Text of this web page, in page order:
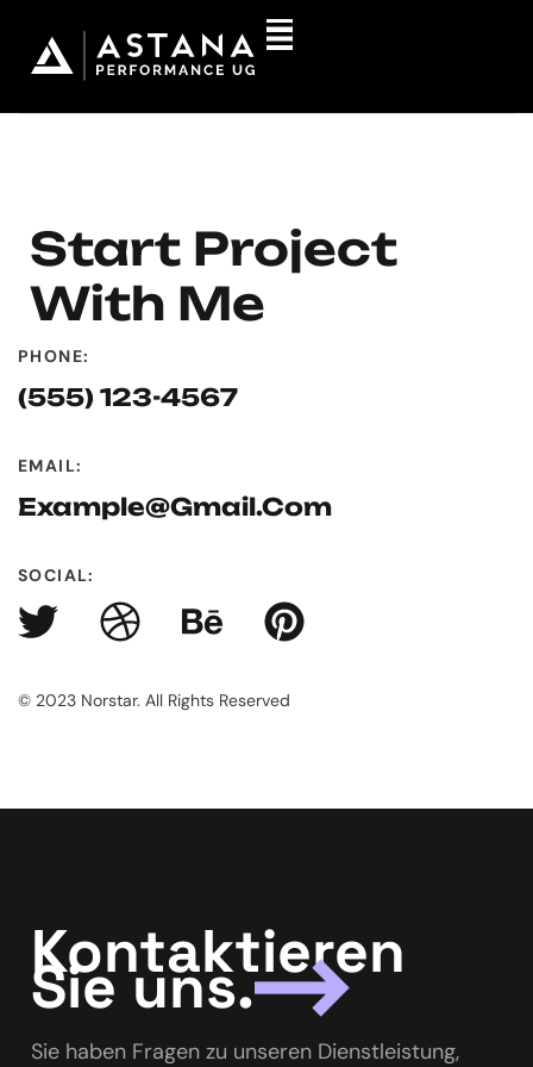
Start Project
With Me
PHONE:
(555) 123-4567
EMAIL:
Example@gmail.com
SOCIAL:
© 2023 Norstar. All Rights Reserved
Kontaktieren
Sie uns.
Sie haben Fragen zu unseren Dienstleistung,